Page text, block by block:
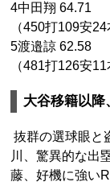
4中田翔 64.71
（450打109安
5渡邉諒 62.58
（481打126安
大谷移籍以降
抜群の選球眼と
川、驚異的な出
藤、好機に強い